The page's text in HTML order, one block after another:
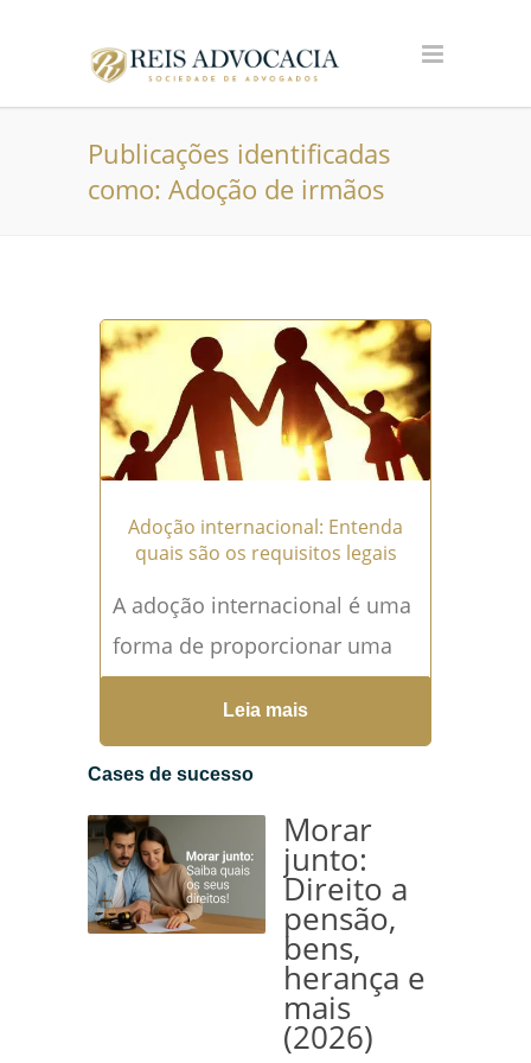
Publicações identificadas
como: Adoção de irmãos
Adoção internacional: Entenda
quais são os requisitos legais
A adoção internacional é uma
forma de proporcionar uma
família para crianças e
adolescentes que não
encontraram um lar em seu
Leia mais
Cases de sucesso
Morar
junto:
Direito a
pensão,
bens,
herança e
mais
(2026)